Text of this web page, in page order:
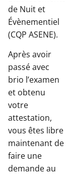
de Nuit et
Évènementiel
(CQP ASENE).
Après avoir
passé avec
brio l’examen
et obtenu
votre
attestation,
vous êtes libre
maintenant de
faire une
demande au